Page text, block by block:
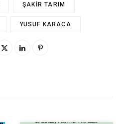
ŞAKIR TARIM
YUSUF KARACA